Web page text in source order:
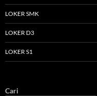
LOKER SMK
LOKER D3
LOKER S1
Cari